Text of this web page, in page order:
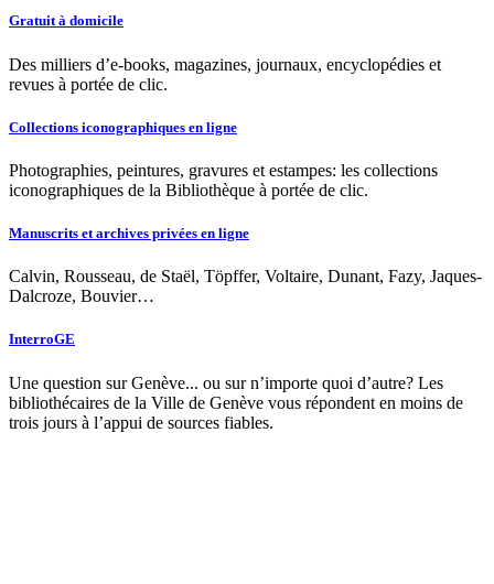
Gratuit à domicile
Des milliers d’e-books, magazines, journaux, encyclopédies et
revues à portée de clic.
Collections iconographiques en ligne
Photographies, peintures, gravures et estampes: les collections
iconographiques de la Bibliothèque à portée de clic.
Manuscrits et archives privées en ligne
Calvin, Rousseau, de Staël, Töpffer, Voltaire, Dunant, Fazy, Jaques-
Dalcroze, Bouvier…
InterroGE
Une question sur Genève... ou sur n’importe quoi d’autre? Les
bibliothécaires de la Ville de Genève vous répondent en moins de
trois jours à l’appui de sources fiables.